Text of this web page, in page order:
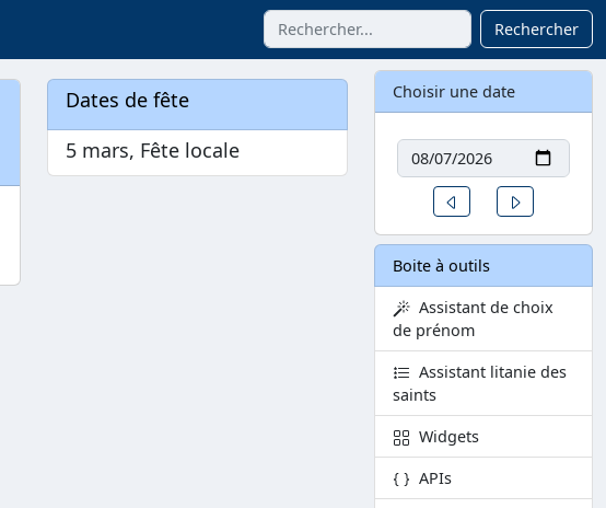
Rechercher
Dates de fête
5 mars, Fête locale
Choisir une date
Date
Un jour avant
Boite à outils
Assistant de choix
de prénom
Assistant litanie des
saints
Widgets
APIs